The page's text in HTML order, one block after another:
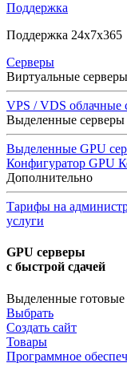
Поддержка
Поддержка 24x7x365
Серверы
Виртуальные серверы
VPS / VDS облачные
Выделенные серверы
Выделенные GPU
Конфигуратор GPU
Дополнительно
Тарифы на
услуги
GPU серверы
с быстрой сдачей
Выделенные готовые
Выбрать
Создать сайт
Товары
Программное